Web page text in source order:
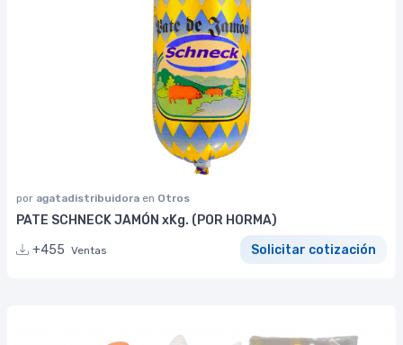
por agatadistribuidora en Otros
PATE SCHNECK JAMÓN xKg. (POR HORMA)
+455 Ventas Solicitar cotización